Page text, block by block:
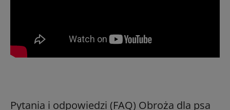
Pytania i odpowiedzi (FAQ) Obroża dla psa